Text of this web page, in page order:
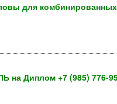
для
на Диплом +7 (985) 776-